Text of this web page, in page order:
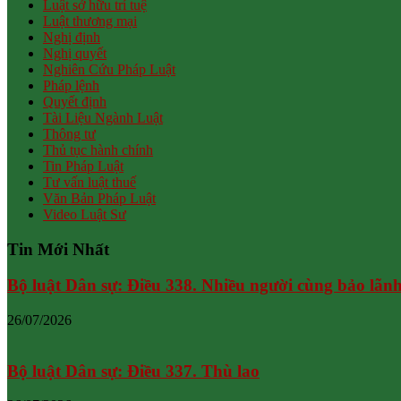
Luật sở hữu trí tuệ
Luật thương mại
Nghị định
Nghị quyết
Nghiên Cứu Pháp Luật
Pháp lệnh
Quyết định
Tài Liệu Ngành Luật
Thông tư
Thủ tục hành chính
Tin Pháp Luật
Tư vấn luật thuế
Văn Bản Pháp Luật
Video Luật Sư
Tin Mới Nhất
Bộ luật Dân sự: Điều 338. Nhiều người cùng bảo
26/07/2026
Bộ luật Dân sự: Điều 337. Thù lao